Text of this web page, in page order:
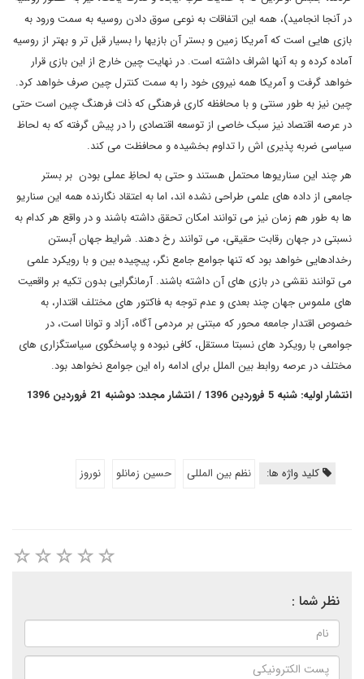
در آنجا انجامید)، همه این اتفاقات به نوعی سوق دادن روسیه به سمت ورود به
بازی هایی است که آمریکا زمین و بستر آن بازیها را بسیار قبل تر و بهتر از روسیه
آماده کرده و به آنها اشراف داشته است. در نهایت چین خارج از این بازی قرار
خواهد گرفت و آمریکا همه نیروی خود را به سمت کنترل چین صرف خواهد کرد.
چین نیز به طور سنتی و با محافظه کاری فرهنگی که ذات فرهنگ چین است حتی
در عرصه اقتصاد نیز سبک خاصی از توسعه اقتصادی را در پیش گرفته که به لحاظ
سیاسی ضربه پذیری اش را تداوم بخشیده و محافظت می کند.
هر چند این سناریوها محتمل هستند و حتی به لحاظِ عملی بودن بر بستر
جامعی از داده های علمی طراحی نشده اند، اما به اعتقاد نگارنده همه این سناریو
ها به طور هم زمان نیز می توانند امکان تحقق داشته باشند و در واقع هر کدام به
نسبتی در جهان رقابت حقیقی، می توانند رخ دهند. شرایط جهان آبستن
رخدادهایی خواهد بود که تنها جوامع جامع نگر، پیچیده بین و با رویکرد علمی
می توانند نقشی در بازی های آن داشته باشند. آرمانگرایی بدون تکیه بر واقعیت
های ملموس جهان چند بعدی و عدم توجه به فاکتور های مختلف اقتدار، به
خصوص اقتدار جامعه محور که مبتنی بر مردمی آگاه، آزاد و توانا است، در
جوامعی با رویکرد های نسبتا مستقل، کافی نبوده و پاسخگوی سیاستگزاری های
مختلف در عرصه روابط بین الملل برای ادامه راه این جوامع نخواهد بود.
انتشار اولیه: شنبه 5 فروردین 1396 / انتشار مجدد: دوشنبه 21 فروردین 1396
کلید واژه ها: نظم بین المللی حسین زمانلو نوروز
نظر شما :